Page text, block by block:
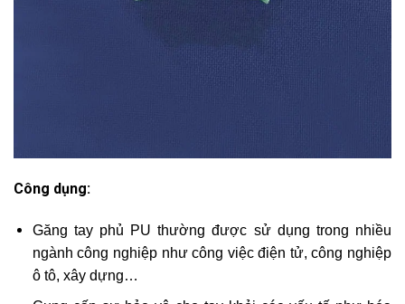
Công dụng:
Găng tay phủ PU thường được sử dụng trong nhiều
ngành công nghiệp như công việc điện tử, công nghiệp
ô tô, xây dựng…